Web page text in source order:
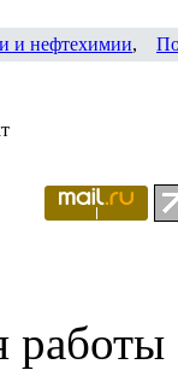
и нефтехимии,